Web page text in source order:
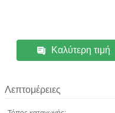
Καλύτερη τιμή
Λεπτομέρειες